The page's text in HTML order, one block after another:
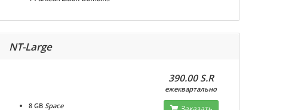
NT-Large
8 GB Space
390.00 S.R
ежеквартально